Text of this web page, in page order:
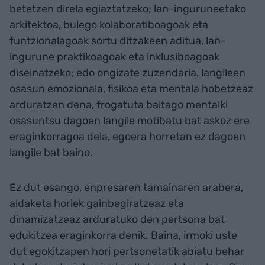
betetzen direla egiaztatzeko; lan-inguruneetako
arkitektoa, bulego kolaboratiboagoak eta
funtzionalagoak sortu ditzakeen aditua, lan-
ingurune praktikoagoak eta inklusiboagoak
diseinatzeko; edo ongizate zuzendaria, langileen
osasun emozionala, fisikoa eta mentala hobetzeaz
arduratzen dena, frogatuta baitago mentalki
osasuntsu dagoen langile motibatu bat askoz ere
eraginkorragoa dela, egoera horretan ez dagoen
langile bat baino.
Ez dut esango, enpresaren tamainaren arabera,
aldaketa horiek gainbegiratzeaz eta
dinamizatzeaz arduratuko den pertsona bat
edukitzea eraginkorra denik. Baina, irmoki uste
dut egokitzapen hori pertsonetatik abiatu behar